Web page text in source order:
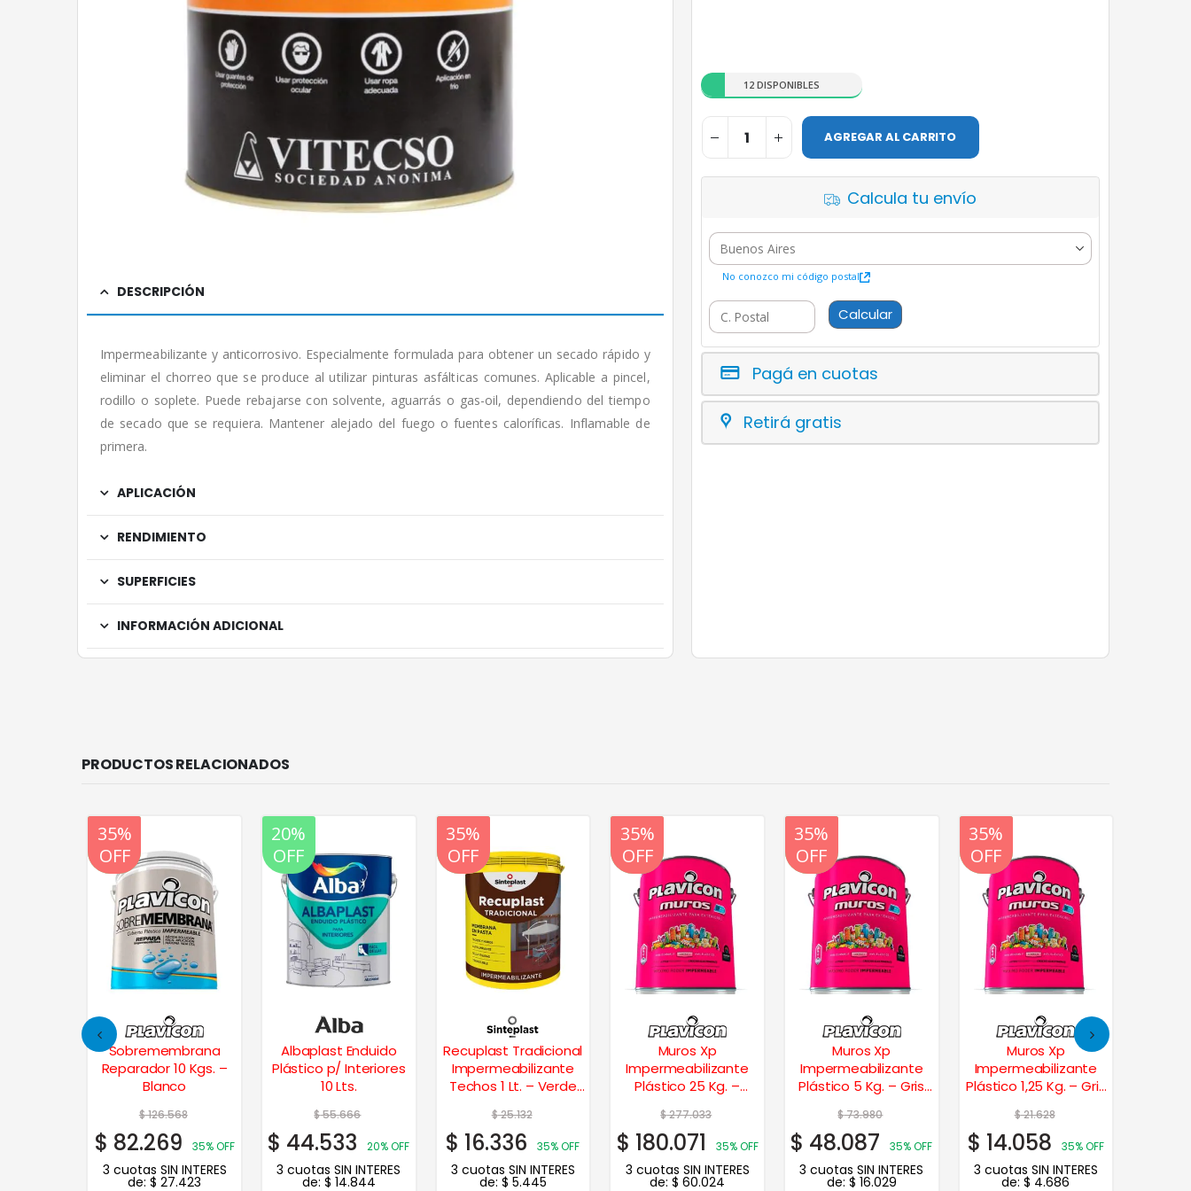
DESCRIPCIÓN
Impermeabilizante y anticorrosivo. Especialmente formulada para obtener un secado rápido y
eliminar el chorreo que se produce al utilizar pinturas asfálticas comunes. Aplicable a pincel,
rodillo o soplete. Puede rebajarse con solvente, aguarrás o gas-oil, dependiendo del tiempo
de secado que se requiera. Mantener alejado del fuego o fuentes caloríficas. Inflamable de
primera.
APLICACIÓN
RENDIMIENTO
SUPERFICIES
INFORMACIÓN ADICIONAL
12 DISPONIBLES
AGREGAR AL CARRITO
Calcula tu envío
No conozco mi código postal
Calcular
Pagá en cuotas
Retirá gratis
PRODUCTOS RELACIONADOS
20%
OFF
35%
OFF
Sobremembrana
Reparador 10 Kgs. –
Blanco
$126.568
$ 82.269 35% OFF
3 cuotas SIN INTERES
de:$ 27.423
20%
OFF
Albaplast Enduido
Plástico p/ Interiores
10 Lts.
$55.666
$ 44.533 20% OFF
3 cuotas SIN INTERES
de: $ 14.844
20%
OFF
35%
OFF
Recuplast Tradicional
Impermeabilizante
Techos 1 Lt. – Verde
$25.132
$ 16.336 35% OFF
3 cuotas SIN INTERES
de: $ 5.445
20%
OFF
35%
OFF
Muros Xp
Impermeabilizante
Plástico 25 Kg. –
$277.033
$ 180.071 35% OFF
3 cuotas SIN INTERES
de:$ 60.024
20%
OFF
35%
OFF
Muros Xp
Impermeabilizante
Plástico 5 Kg. – Gris
$73.980
$ 48.087 35% OFF
3 cuotas SIN INTERES
de: $ 16.029
20%
OFF
35%
OFF
Muros Xp
Impermeabilizante
Plástico 1,25 Kg. – Gris
$21.628
$ 14.058 35% OFF
3 cuotas SIN INTERES
de:$ 4.686